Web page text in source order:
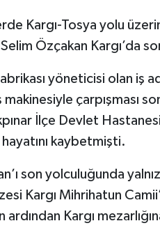
Kargı-Tosya yolu
Özçakan Kargı’da
yöneticisi olan iş
çarpışması
İlçe Devlet
kaybetmişti.
son yolculuğunda
Kargı Mihrihatun
ardından Kargı